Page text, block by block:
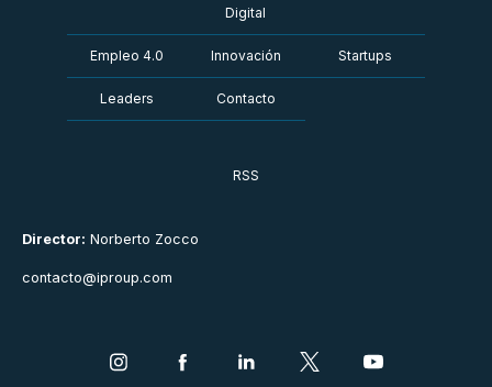
Director: Norberto Zocco
contacto@iproup.com
Digital
Empleo 4.0 Innovación Startups
Leaders Contacto
RSS